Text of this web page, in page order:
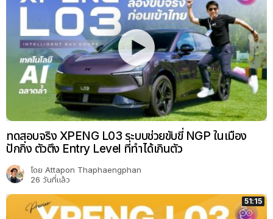
ทดสอบจริง XPENG L03 ระบบช่วยขับขี่ NGP ในเมือง
ปักกิ่ง ตัวตึง Entry Level ที่ทำได้เกินตัว
โดย Attapon Thaphaengphan
26 วันที่แล้ว
51:15